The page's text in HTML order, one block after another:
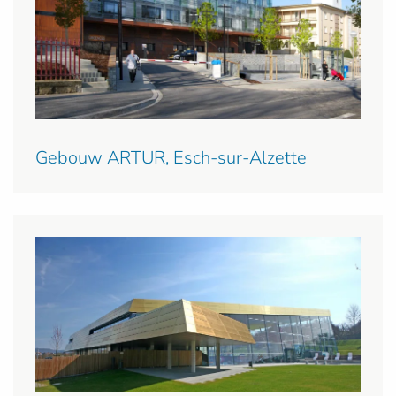
Gebouw ARTUR, Esch-sur-Alzette